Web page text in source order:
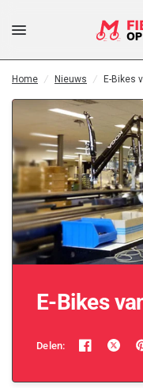
Home / Nieuws / E-Bikes
E-Bikes van een sterk merk!
E-Bikes
Delen: